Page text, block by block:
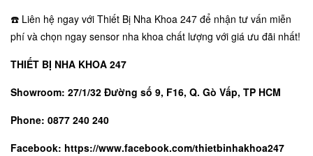
☎️ Liên hệ ngay với Thiết Bị Nha Khoa 247 để nhận tư vấn miễn
phí và chọn ngay sensor nha khoa chất lượng với giá ưu đãi nhất!
THIẾT BỊ NHA KHOA 247
Showroom: 27/1/32 Đường số 9, F16, Q. Gò Vấp, TP HCM
Phone: 0877 240 240
Facebook: https://www.facebook.com/thietbinhakhoa247